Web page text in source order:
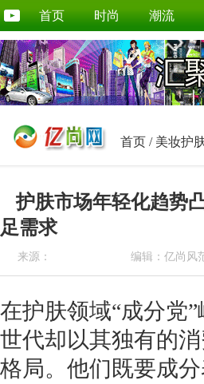
首页 时尚 潮流
首页 / 美妆护
护肤市场年轻化趋势
足需求
来源： 编辑：亿尚风
在护肤领域“成分党
世代却以其独有的
格局。他们既要成